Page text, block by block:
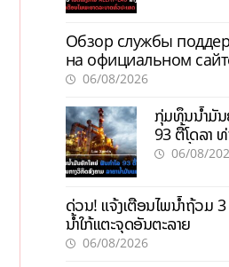
Обзор службы
на официальном
актуальной
06/08/2026
ກຸ່ມທຶນນ້ຳມັນ
93 ຕື້ໂດລາ
ລາຄານໍ້າມັນແ
06/08/
ດ່ວນ! ແຈ້ງເຕືອນໄພນໍ້າຖ້ວມ
ນໍ້າໃກ້ແຕະຈຸດອັນຕະລາຍ
06/08/2026